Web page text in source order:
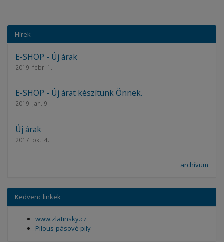
Hírek
E-SHOP - Új árak
2019. febr. 1.
E-SHOP - Új árat készítünk Önnek.
2019. jan. 9.
Új árak
2017. okt. 4.
archívum
Kedvenc linkek
www.zlatinsky.cz
Pilous-pásové pily